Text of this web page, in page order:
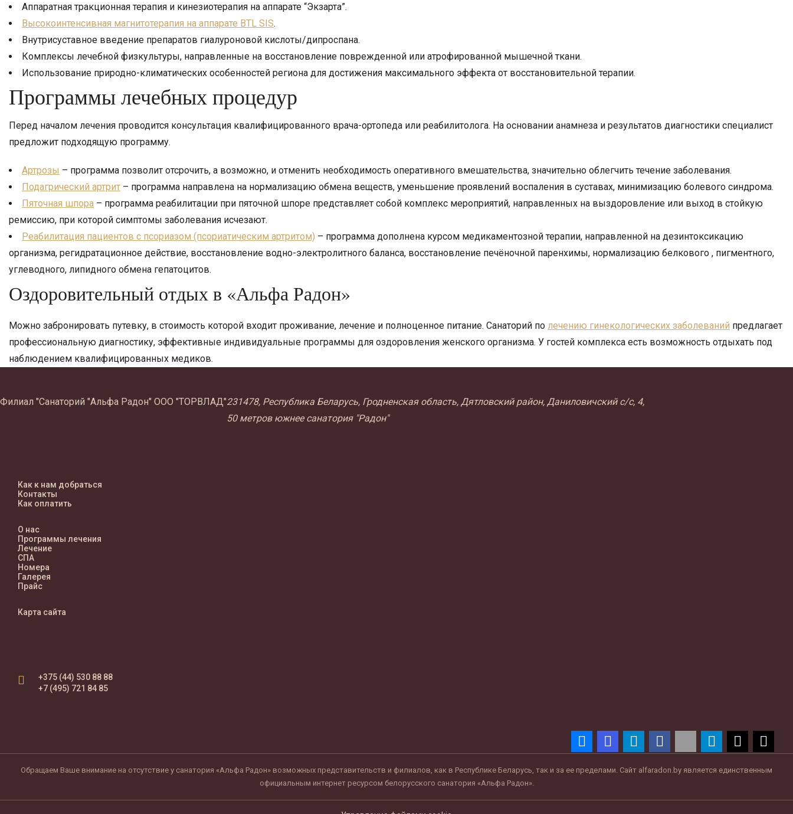
Аппаратная тракционная терапия и кинезиотерапия на аппарате “Экзарта”.
Высокоинтенсивная магнитотерапия на аппарате BTL SIS.
Внутрисуставное введение препаратов гиалуроновой кислоты/дипроспана.
Комплексы лечебной физкультуры, направленные на восстановление поврежденной или атрофированной мышечной ткани.
Использование природно-климатических особенностей региона для достижения максимального эффекта от восстановительной терапии.
Программы лечебных процедур
Перед началом лечения проводится консультация квалифицированного врача-ортопеда или реабилитолога. На основании анамнеза и результатов диагностики специалист
предложит подходящую программу.
Артрозы – программа позволит отсрочить, а возможно, и отменить необходимость оперативного вмешательства, значительно облегчить течение заболевания.
Подагрический артрит – программа направлена на нормализацию обмена веществ, уменьшение проявлений воспаления в суставах, минимизацию болевого синдрома.
Пяточная шпора – программа реабилитации при пяточной шпоре представляет собой комплекс мероприятий, направленных на выздоровление или выход в стойкую
ремиссию, при которой симптомы заболевания исчезают.
Реабилитация пациентов с псориазом (псориатическим артритом) – программа дополнена курсом медикаментозной терапии, направленной на дезинтоксикацию
организма, регидратационное действие, восстановление водно-электролитного баланса, восстановление печёночной паренхимы, нормализацию белкового , пигментного,
углеводного, липидного обмена гепатоцитов.
Оздоровительный отдых в «Альфа Радон»
Можно забронировать путевку, в стоимость которой входит проживание, лечение и полноценное питание. Санаторий по лечению гинекологических заболеваний предлагает
профессиональную диагностику, эффективные индивидуальные программы для оздоровления женского организма. У гостей комплекса есть возможность отдыхать под
наблюдением квалифицированных медиков.
Филиал "Санаторий "Альфа Радон" ООО "ТОРВЛАД"231478, Республика Беларусь, Гродненская область, Дятловский район, Даниловичский с/с, 4,
50 метров южнее санатория "Радон"
Как к нам добраться
Контакты
Как оплатить
О нас
Программы лечения
Лечение
СПА
Номера
Галерея
Прайс
Карта сайта
+375 (44) 530 88 88
+7 (495) 721 84 85
Обращаем Ваше внимание на отсутствие у санатория «Альфа Радон» возможных представительств и филиалов, как в Республике Беларусь, так и за ее пределами. Сайт alfaradon.by является единственным
официальным интернет ресурсом белорусского санатория «Альфа Радон».